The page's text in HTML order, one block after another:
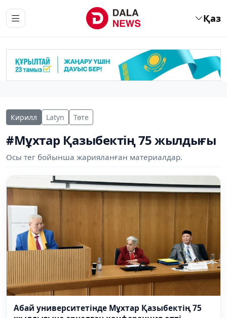
Қаз
Кирилл Latyn Төте
#Мұхтар Қазыбектің 75 жылдығы
Осы тег бойынша жарияланған материалдар.
Абай университетінде Мұхтар Қазыбектің 75